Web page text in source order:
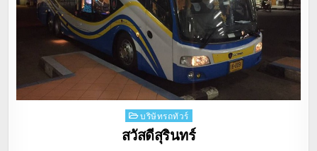
Posted
in
บริษัทรถทัวร์
สวัสดีสุรินทร์